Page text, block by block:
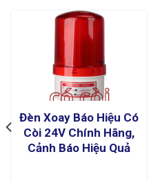
Đèn Xoay Báo Hiệu Có
Còi 24V Chính Hãng,
Cảnh Báo Hiệu Quả